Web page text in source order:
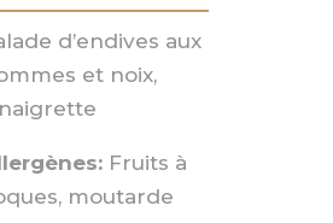
d’endives aux
et noix,
Fruits à
moutarde